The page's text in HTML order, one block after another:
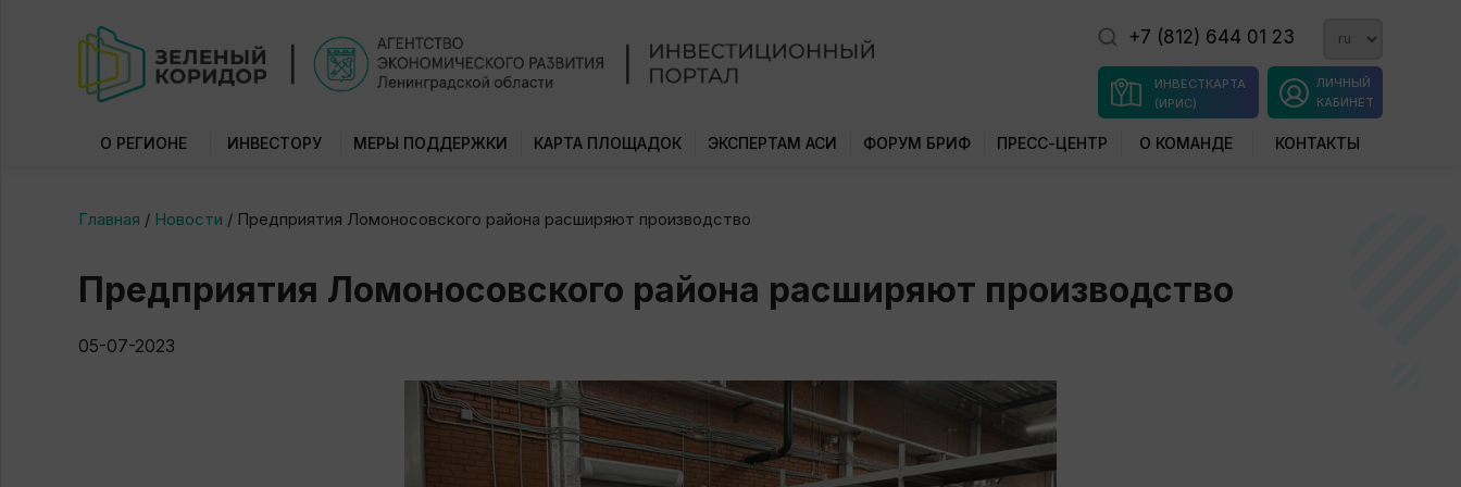
+7 (812) 644 01 23
ЛИЧНЫЙ
КАБИНЕТ
ИНВЕСТКАРТА
(ИРИС)
О РЕГИОНЕ ИНВЕСТОРУ МЕРЫ ПОДДЕРЖКИ КАРТА ПЛОЩАДОК ЭКСПЕРТАМ АСИ ФОРУМ БРИФ ПРЕСС-ЦЕНТР О КОМАНДЕ КОНТАКТЫ
Главная / Новости / Предприятия Ломоносовского района расширяют производство
Предприятия Ломоносовского района расширяют производство
05-07-2023